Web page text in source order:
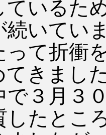
いるた
続いてい
って折衝
てきまし
３月３
したとこ